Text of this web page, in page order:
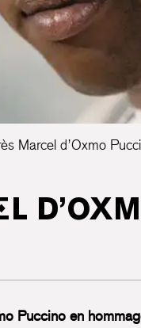
Marcel d’Oxmo
Puccino en